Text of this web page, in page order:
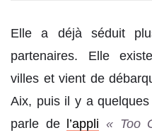
Elle a déjà séduit
partenaires. Elle
villes et vient de
Aix, puis il y a
parle de
l’appli « Too